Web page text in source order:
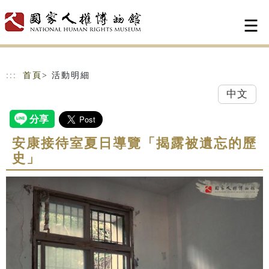
::: 首頁 > 活動明細
中文
安康接待室夏日導覽「揭露被遺忘的歷
史」